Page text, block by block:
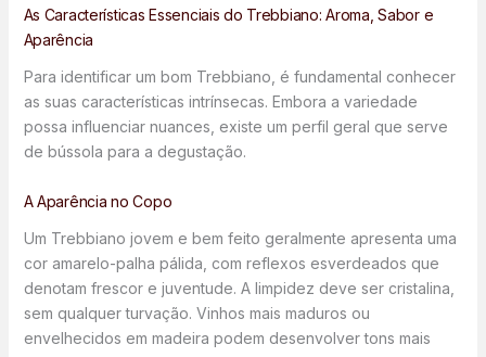
As Características Essenciais do Trebbiano: Aroma, Sabor e
Aparência
Para identificar um bom Trebbiano, é fundamental conhecer
as suas características intrínsecas. Embora a variedade
possa influenciar nuances, existe um perfil geral que serve
de bússola para a degustação.
A Aparência no Copo
Um Trebbiano jovem e bem feito geralmente apresenta uma
cor amarelo-palha pálida, com reflexos esverdeados que
denotam frescor e juventude. A limpidez deve ser cristalina,
sem qualquer turvação. Vinhos mais maduros ou
envelhecidos em madeira podem desenvolver tons mais